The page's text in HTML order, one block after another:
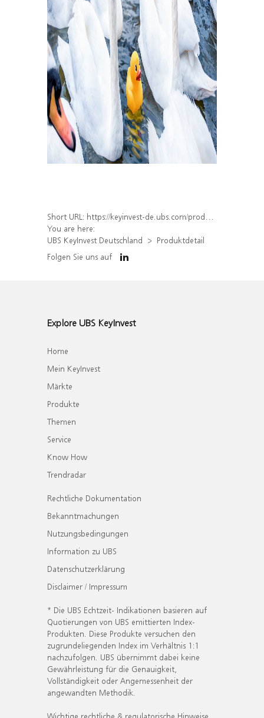
Short URL: https://keyinvest-de.ubs.com/produkt/detail/index/isin/DE000WA7UHG6
You are here:
UBS KeyInvest Deutschland
Produktdetail
Folgen Sie uns auf
Explore UBS KeyInvest
Home
Mein KeyInvest
Märkte
Produkte
Themen
Service
Know How
Trendradar
Rechtliche Dokumentation
Bekanntmachungen
Nutzungsbedingungen
Information zu UBS
Datenschutzerklärung
Disclaimer / Impressum
* Die UBS Echtzeit- Indikationen basieren auf
Quotierungen von UBS emittierten Index-
Produkten. Diese Produkte versuchen den
zugrundeliegenden Index im Verhältnis 1:1
nachzufolgen. UBS übernimmt dabei keine
Gewährleistung für die Genauigkeit,
Vollständigkeit oder Angemessenheit der
angewandten Methodik.